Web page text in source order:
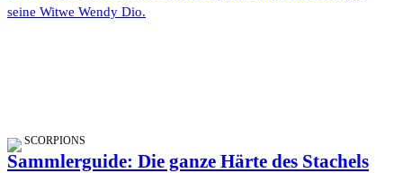
seine Witwe Wendy Dio.
SCORPIONS
Sammlerguide: Die ganze Härte des Stachels